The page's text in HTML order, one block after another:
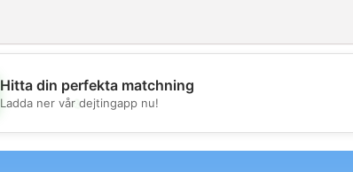
💖
💕
Hitta din perfekta matchning
Ladda ner vår dejtingapp nu!